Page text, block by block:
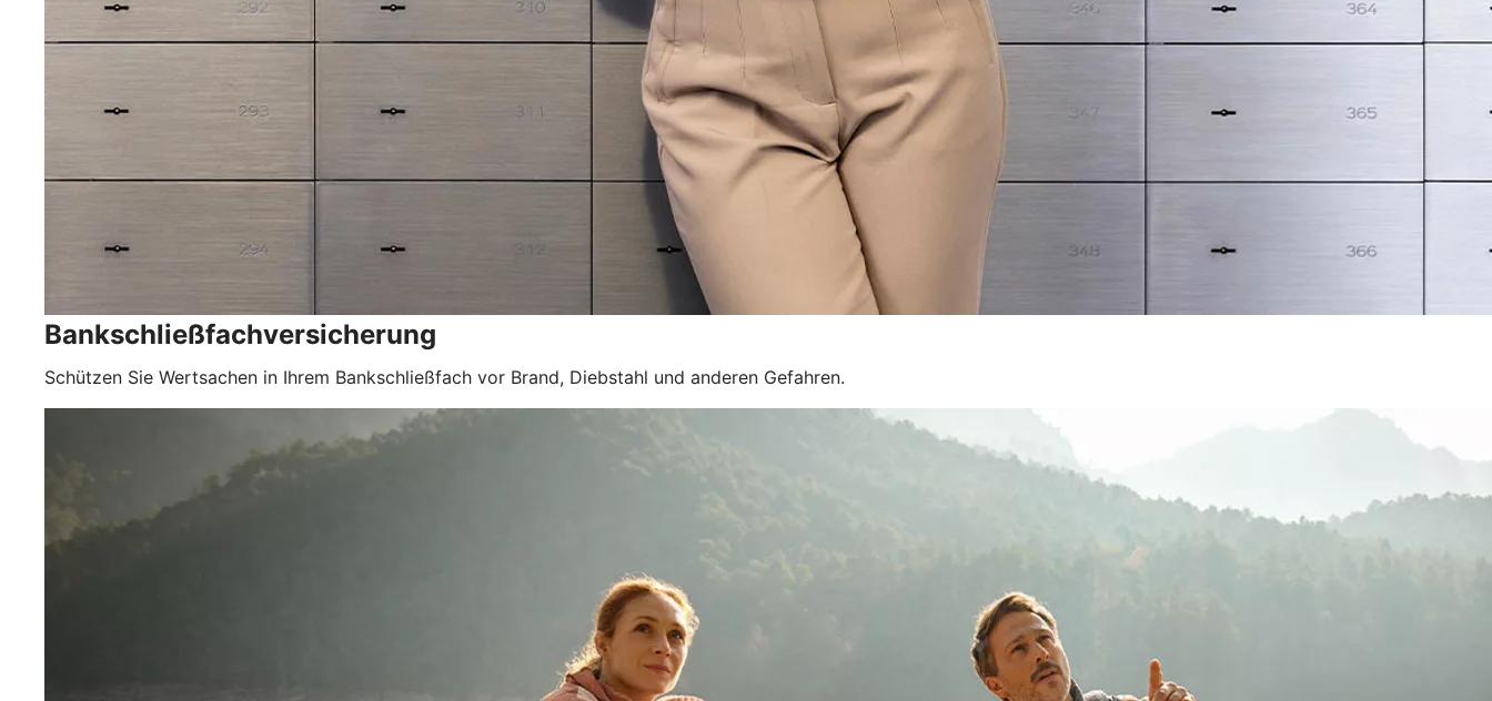
Bankschließfachversicherung
Schützen Sie Wertsachen in Ihrem Bankschließfach vor Brand, Diebstahl und anderen Gefahren.